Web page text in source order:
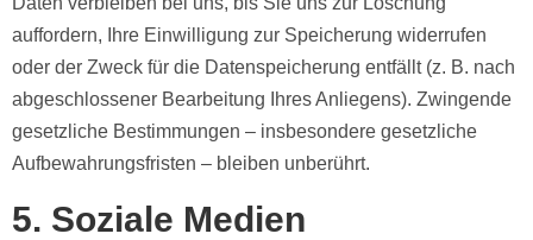
auffordern, Ihre Einwilligung zur Speicherung widerrufen
oder der Zweck für die Datenspeicherung entfällt (z. B. nach
abgeschlossener Bearbeitung Ihres Anliegens). Zwingende
gesetzliche Bestimmungen – insbesondere gesetzliche
Aufbewahrungsfristen – bleiben unberührt.
5. Soziale Medien